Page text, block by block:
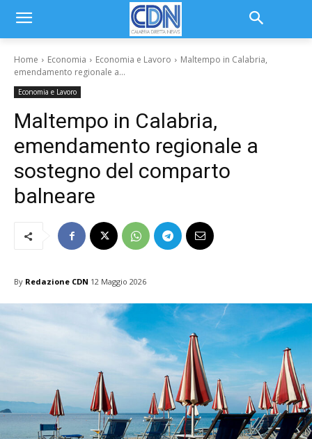
Home Economia Economia e Lavoro
Maltempo in Calabria,
emendamento regionale a...
Economia e Lavoro
Maltempo in Calabria,
emendamento regionale a
sostegno del comparto
balneare
By Redazione CDN 12 Maggio 2026